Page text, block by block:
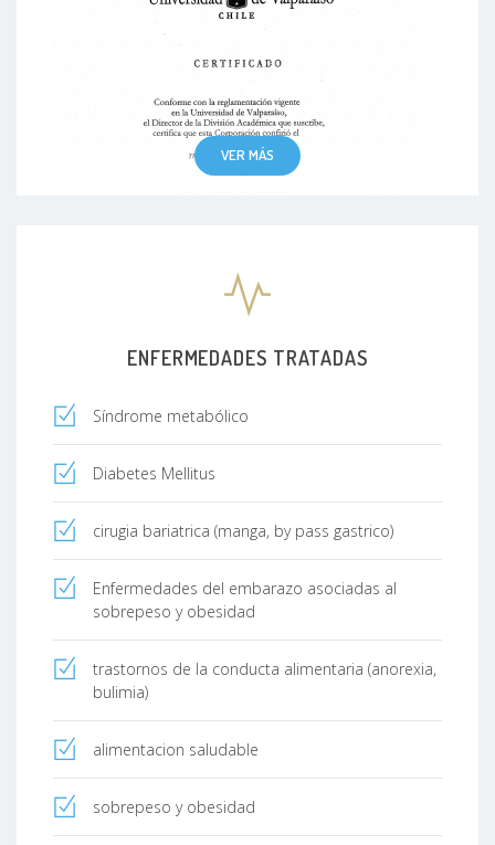
VER MÁS
ENFERMEDADES TRATADAS
Síndrome metabólico
Diabetes Mellitus
cirugia bariatrica (manga, by pass gastrico)
Enfermedades del embarazo asociadas al
sobrepeso y obesidad
trastornos de la conducta alimentaria (anorexia,
bulimia)
alimentacion saludable
sobrepeso y obesidad